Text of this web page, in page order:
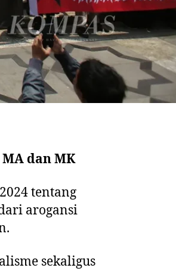
dan MK
tentang
arogansi
sekaligus